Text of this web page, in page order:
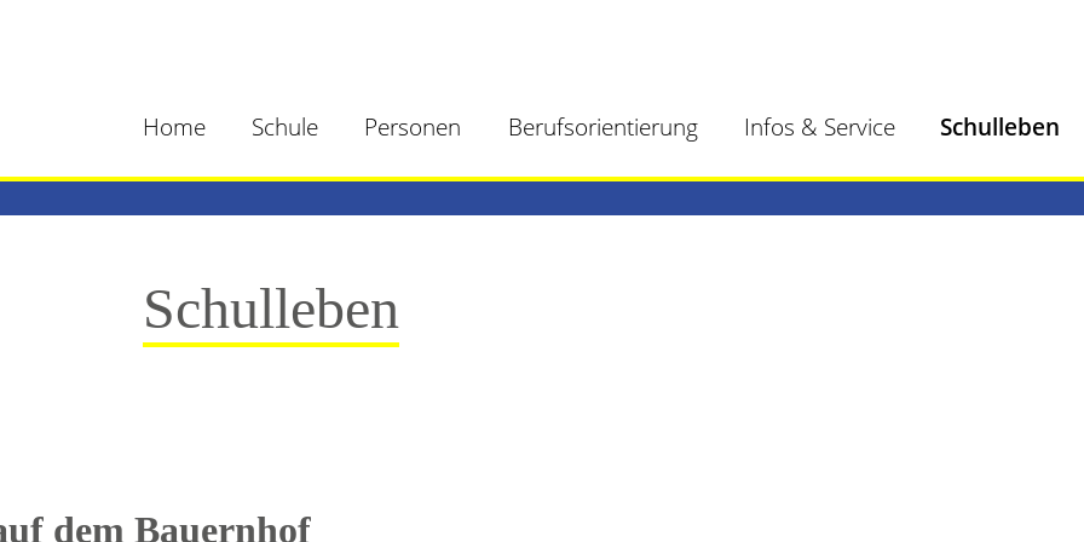
Home Schule Personen Berufsorientierung Infos & Service Schulleben
Schulleben
dem Bauernhof